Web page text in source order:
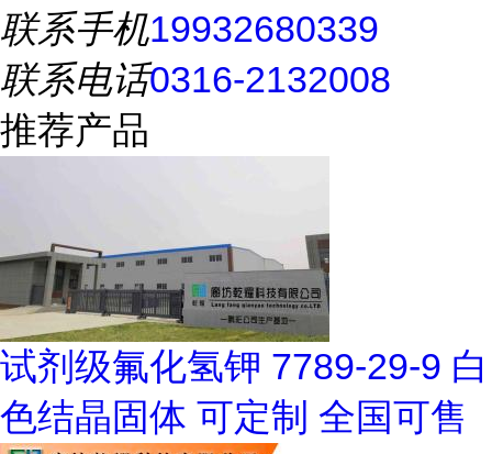
联系手机19932680339
联系电话0316-2132008
推荐产品
试剂级氟化氢钾 7789-29-9 白
色结晶固体 可定制 全国可售